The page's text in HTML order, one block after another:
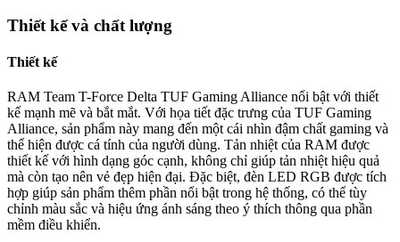
Thiết kế và chất lượng
Thiết kế
RAM Team T-Force Delta TUF Gaming Alliance nổi bật với thiết
kế mạnh mẽ và bắt mắt. Với họa tiết đặc trưng của TUF Gaming
Alliance, sản phẩm này mang đến một cái nhìn đậm chất gaming và
thể hiện được cá tính của người dùng. Tản nhiệt của RAM được
thiết kế với hình dạng góc cạnh, không chỉ giúp tản nhiệt hiệu quả
mà còn tạo nên vẻ đẹp hiện đại. Đặc biệt, đèn LED RGB được tích
hợp giúp sản phẩm thêm phần nổi bật trong hệ thống, có thể tùy
chỉnh màu sắc và hiệu ứng ánh sáng theo ý thích thông qua phần
mềm điều khiển.